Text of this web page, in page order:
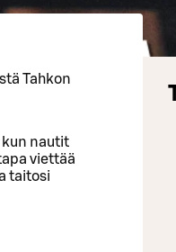
Tahkon
kun nautit
viettää
taitosi